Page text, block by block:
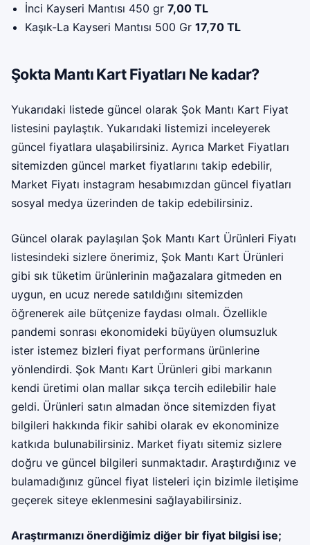
İnci Kayseri Mantısı 450 gr 7,00 TL
Kaşık-La Kayseri Mantısı 500 Gr 17,70 TL
Şokta Mantı Kart Fiyatları Ne kadar?
Yukarıdaki listede güncel olarak Şok Mantı Kart Fiyat
listesini paylaştık. Yukarıdaki listemizi inceleyerek
güncel fiyatlara ulaşabilirsiniz. Ayrıca Market Fiyatları
sitemizden güncel market fiyatlarını takip edebilir,
Market Fiyatı instagram hesabımızdan güncel fiyatları
sosyal medya üzerinden de takip edebilirsiniz.
Güncel olarak paylaşılan Şok Mantı Kart Ürünleri Fiyatı
listesindeki sizlere önerimiz, Şok Mantı Kart Ürünleri
gibi sık tüketim ürünlerinin mağazalara gitmeden en
uygun, en ucuz nerede satıldığını sitemizden
öğrenerek aile bütçenize faydası olmalı. Özellikle
pandemi sonrası ekonomideki büyüyen olumsuzluk
ister istemez bizleri fiyat performans ürünlerine
yönlendirdi. Şok Mantı Kart Ürünleri gibi markanın
kendi üretimi olan mallar sıkça tercih edilebilir hale
geldi. Ürünleri satın almadan önce sitemizden fiyat
bilgileri hakkında fikir sahibi olarak ev ekonominize
katkıda bulunabilirsiniz. Market fiyatı sitemiz sizlere
doğru ve güncel bilgileri sunmaktadır. Araştırdığınız ve
bulamadığınız güncel fiyat listeleri için bizimle iletişime
geçerek siteye eklenmesini sağlayabilirsiniz.
Araştırmanızı önerdiğimiz diğer bir fiyat bilgisi ise;